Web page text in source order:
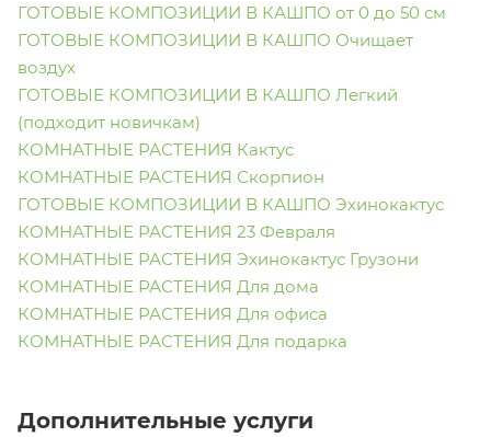
ГОТОВЫЕ КОМПОЗИЦИИ В КАШПО от 0 до 50 см
ГОТОВЫЕ КОМПОЗИЦИИ В КАШПО Очищает
воздух
ГОТОВЫЕ КОМПОЗИЦИИ В КАШПО Легкий
(подходит новичкам)
КОМНАТНЫЕ РАСТЕНИЯ Кактус
КОМНАТНЫЕ РАСТЕНИЯ Скорпион
ГОТОВЫЕ КОМПОЗИЦИИ В КАШПО Эхинокактус
КОМНАТНЫЕ РАСТЕНИЯ 23 Февраля
КОМНАТНЫЕ РАСТЕНИЯ Эхинокактус Грузони
КОМНАТНЫЕ РАСТЕНИЯ Для дома
КОМНАТНЫЕ РАСТЕНИЯ Для офиса
КОМНАТНЫЕ РАСТЕНИЯ Для подарка
Дополнительные услуги